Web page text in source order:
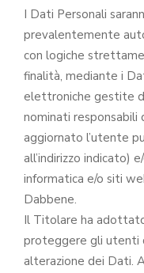
I Dati Personali
prevalentemente
con logiche
finalità, mediante i
elettroniche gestite
nominati
aggiornato l’utente
all’indirizzo indicato)
informatica e/o siti
Dabbene.
Il Titolare ha
proteggere gli utenti
alterazione dei Dati.